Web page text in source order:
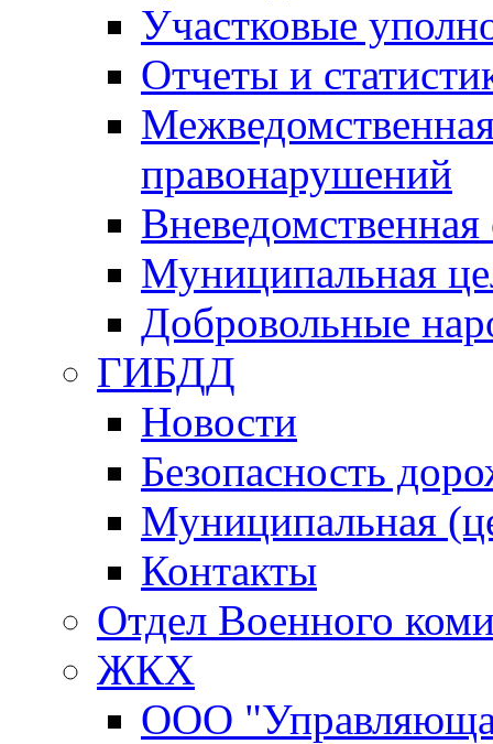
Участковые
Отчеты и
правонарушений
Вневедомственная
Муниципальная
Добровольные
ГИБДД
Новости
Безопасность
Муниципальная
Контакты
Отдел Военного
ЖКХ
ООО